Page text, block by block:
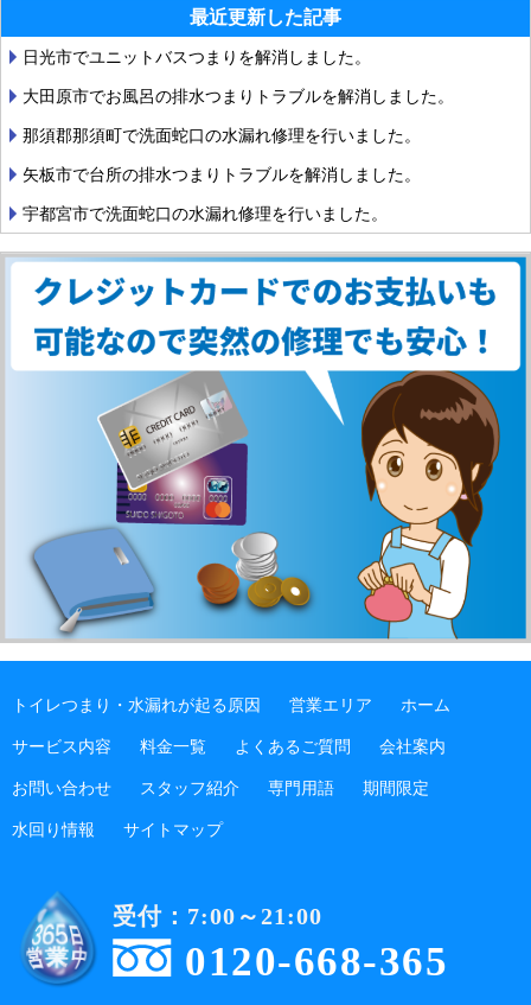
最近更新した記事
日光市でユニットバスつまりを解消しました。
大田原市でお風呂の排水つまりトラブルを解消しました。
那須郡那須町で洗面蛇口の水漏れ修理を行いました。
矢板市で台所の排水つまりトラブルを解消しました。
宇都宮市で洗面蛇口の水漏れ修理を行いました。
トイレつまり・水漏れが起る原因 営業エリア ホーム
サービス内容 料金一覧 よくあるご質問 会社案内
お問い合わせ スタッフ紹介 専門用語 期間限定
水回り情報 サイトマップ
0120-668-365
受付：7:00～21:00